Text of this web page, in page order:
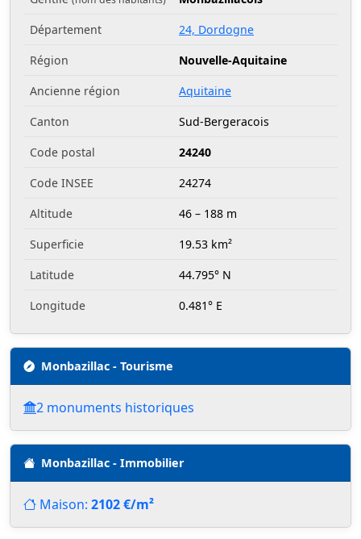
Département
24, Dordogne
Région
Nouvelle-Aquitaine
Ancienne région
Aquitaine
Canton
Sud-Bergeracois
Code postal
24240
Code INSEE
24274
Altitude
46 – 188 m
Superficie
19.53 km²
Latitude
44.795° N
Longitude
0.481° E
Monbazillac - Tourisme
2 monuments historiques
Monbazillac - Immobilier
Maison: 2102 €/m²